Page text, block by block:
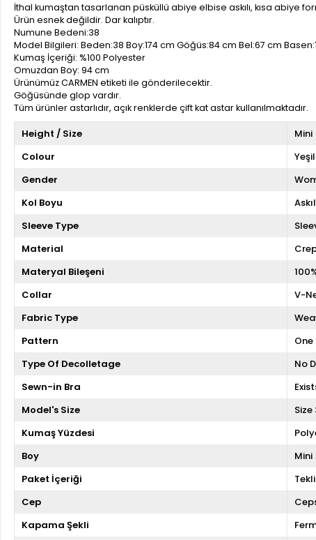
İthal kumaştan tasarlanan püsküllü abiye elbise askılı, kısa abiye
Ürün esnek değildir. Dar kalıptır.
Numune Bedeni:38
Model Bilgileri: Beden:38 Boy:174 cm Göğüs:84 cm Bel:67 cm
Kumaş İçeriği: %100 Polyester
Omuzdan Boy: 94 cm
Ürünümüz CARMEN etiketi ile gönderilecektir.
Göğüsünde glop vardır.
Tüm ürünler astarlıdır, açık renklerde çift kat astar kullanılmaktadır.
Height / Size
Mini
Colour
Yeşil
Gender
Kol Boyu
Sleeve Type
Material
Materyal Bileşeni
Collar
V-
Fabric Type
Pattern
Type Of Decolletage
No
Sewn-in Bra
Model's Size
Size
Kumaş Yüzdesi
Boy
Mini
Paket İçeriği
Tekli
Cep
Kapama Şekli